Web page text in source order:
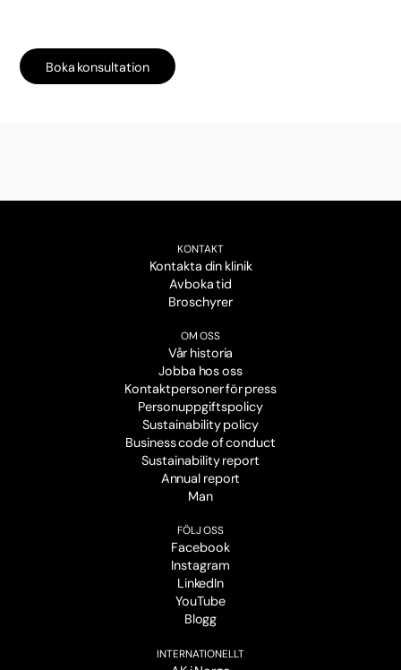
Boka konsultation
KONTAKT
Kontakta din klinik
Avboka tid
Broschyrer
OM OSS
Vår historia
Jobba hos oss
Kontaktpersoner för press
Personuppgiftspolicy
Sustainability policy
Business code of conduct
Sustainability report
Annual report
Man
FÖLJ OSS
Facebook
Instagram
LinkedIn
YouTube
Blogg
INTERNATIONELLT